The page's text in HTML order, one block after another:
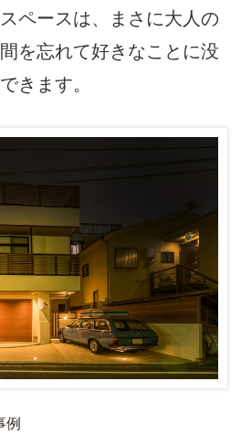
ペースは、まさに大人の
を忘れて好きなことに没
きます。
例